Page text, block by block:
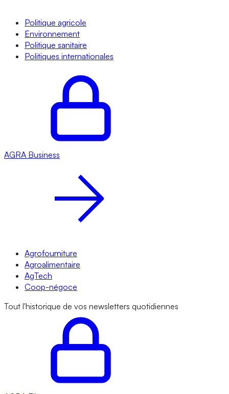
Politique agricole
Environnement
Politique sanitaire
Politiques internationales
AGRA Business
Agrofourniture
Agroalimentaire
AgTech
Coop-négoce
Tout l'historique de vos newsletters quotidiennes